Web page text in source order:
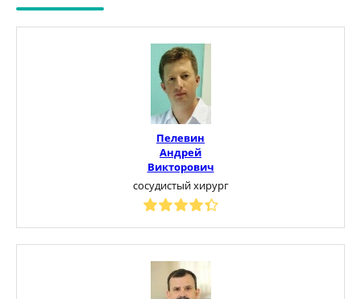
Пелевин
Андрей
Викторович
сосудистый хирург